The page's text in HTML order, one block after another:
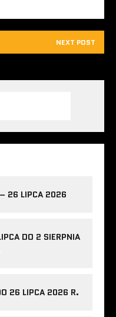
NEXT POST
26 LIPCA 2026
DO 2 SIERPNIA
26 LIPCA 2026 R.